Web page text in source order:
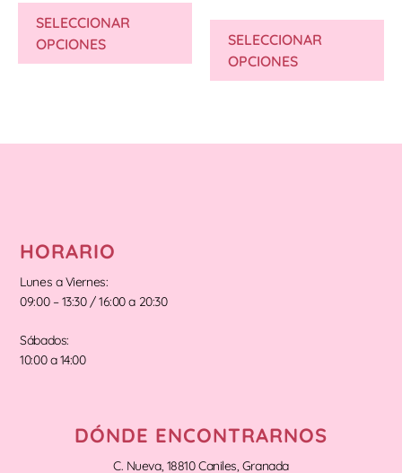
SELECCIONAR
OPCIONES
SELECCIONAR
OPCIONES
HORARIO
Lunes a Viernes:
09:00 – 13:30 / 16:00 a 20:30
Sábados:
10:00 a 14:00
DÓNDE ENCONTRARNOS
C. Nueva, 18810 Caniles, Granada